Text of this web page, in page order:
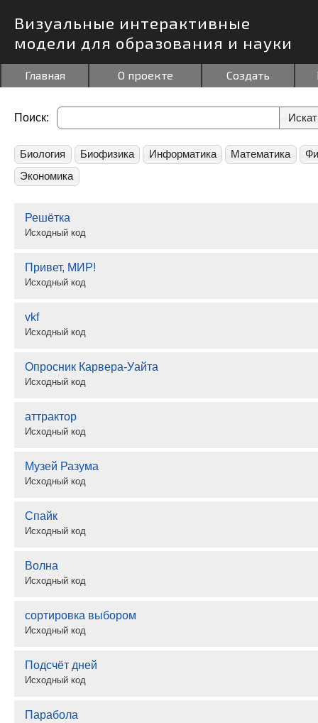
Визуальные интерактивные
модели для образования и науки
Главная О проекте Создать
Поиск:
Биология Биофизика Информатика Математика
Экономика
Решётка
Исходный код
Привет, МИР!
Исходный код
vkf
Исходный код
Опросник Карвера-Уайта
Исходный код
аттрактор
Исходный код
Музей Разума
Исходный код
Спайк
Исходный код
Волна
Исходный код
сортировка выбором
Исходный код
Подсчёт дней
Исходный код
Парабола